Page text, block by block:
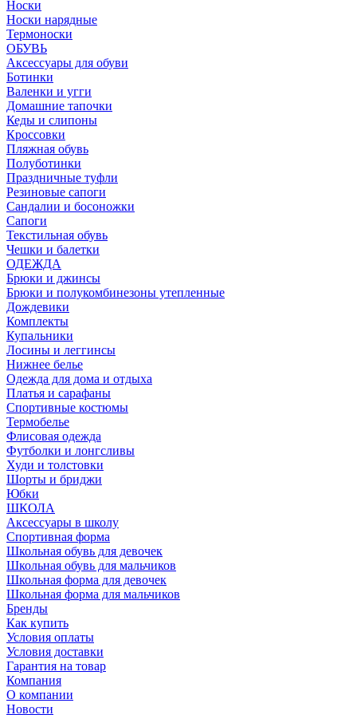
Носки
Носки нарядные
Термоноски
ОБУВЬ
Аксессуары для обуви
Ботинки
Валенки и угги
Домашние тапочки
Кеды и слипоны
Кроссовки
Пляжная обувь
Полуботинки
Праздничные туфли
Резиновые сапоги
Сандалии и босоножки
Сапоги
Текстильная обувь
Чешки и балетки
ОДЕЖДА
Брюки и джинсы
Брюки и полукомбинезоны утепленные
Дождевики
Комплекты
Купальники
Лосины и леггинсы
Нижнее белье
Одежда для дома и отдыха
Платья и сарафаны
Спортивные костюмы
Термобелье
Флисовая одежда
Футболки и лонгсливы
Худи и толстовки
Шорты и бриджи
Юбки
ШКОЛА
Аксессуары в школу
Спортивная форма
Школьная обувь для девочек
Школьная обувь для мальчиков
Школьная форма для девочек
Школьная форма для мальчиков
Бренды
Как купить
Условия оплаты
Условия доставки
Гарантия на товар
Компания
О компании
Новости